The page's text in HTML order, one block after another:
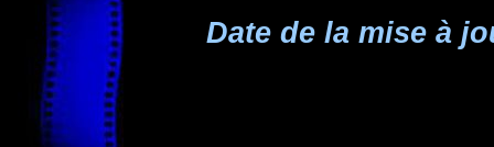
Date de la mise à